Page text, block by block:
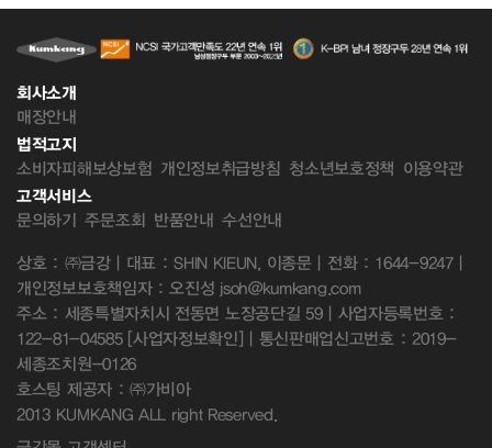
회사소개
매장안내
법적고지
소비자피해보상보험 개인정보취급방침 청소년보호정책 이용약관
고객서비스
문의하기 주문조회 반품안내 수선안내
상호 : ㈜금강 | 대표 : SHIN KIEUN, 이종문 | 전화 : 1644-9247 |
개인정보보호책임자 : 오진성 jsoh@kumkang.com
주소 : 세종특별자치시 전동면 노장공단길 59 | 사업자등록번호 :
122-81-04585 [사업자정보확인] | 통신판매업신고번호 : 2019-
세종조치원-0126
호스팅 제공자 : ㈜가비아
2013 KUMKANG ALL right Reserved.